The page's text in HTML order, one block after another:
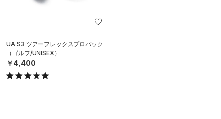
UA S3 ツアーフレックスプロパック
（ゴルフ/UNISEX）
￥4,400